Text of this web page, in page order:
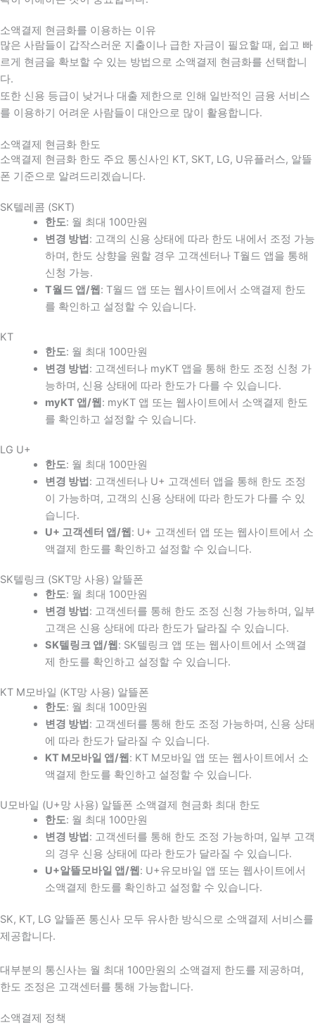
소액결제 현금화를 이용하는 이유
많은 사람들이 갑작스러운 지출이나 급한 자금이 필요할 때 , 쉽고 빠
르게 현금을 확보할 수 있는 방법으로 소액결제 현금화를 선택합니
다.
또한 신용 등급이 낮거나 대출 제한으로 인해 일반적인 금융 서비스
를 이용하기 어려운 사람들이 대안으로 많이 활용합니다.
소액결제 현금화 한도
소액결제 현금화 한도 주요 통신사인 KT, SKT, LG, U유플러스, 알뜰
폰 기준으로 알려드리겠습니다.
SK텔레콤 (SKT)
한도: 월 최대 100만원
변경 방법 : 고객의 신용 상태에 따라 한도 내에서 조정 가능
하며, 한도 상향을 원할 경우 고객센터나 T월드 앱을 통해
신청 가능.
T월드 앱/웹 : T월드 앱 또는 웹사이트에서 소액결제 한도
를 확인하고 설정할 수 있습니다.
KT
한도: 월 최대 100만원
변경 방법 : 고객센터나 myKT 앱을 통해 한도 조정 신청 가
능하며, 신용 상태에 따라 한도가 다를 수 있습니다.
myKT 앱/웹 : myKT 앱 또는 웹사이트에서 소액결제 한도
를 확인하고 설정할 수 있습니다.
LG U+
한도: 월 최대 100만원
변경 방법 : 고객센터나 U+ 고객센터 앱을 통해 한도 조정
이 가능하며, 고객의 신용 상태에 따라 한도가 다를 수 있
습니다.
U+ 고객센터 앱/웹 : U+ 고객센터 앱 또는 웹사이트에서 소
액결제 한도를 확인하고 설정할 수 있습니다.
SK텔링크 (SKT망 사용) 알뜰폰
한도: 월 최대 100만원
변경 방법 : 고객센터를 통해 한도 조정 신청 가능하며, 일부
고객은 신용 상태에 따라 한도가 달라질 수 있습니다.
SK텔링크 앱/웹 : SK텔링크 앱 또는 웹사이트에서 소액결
제 한도를 확인하고 설정할 수 있습니다.
KT M모바일 (KT망 사용) 알뜰폰
한도: 월 최대 100만원
변경 방법 : 고객센터를 통해 한도 조정 가능하며, 신용 상태
에 따라 한도가 달라질 수 있습니다.
KT M모바일 앱/웹 : KT M모바일 앱 또는 웹사이트에서 소
액결제 한도를 확인하고 설정할 수 있습니다.
U모바일 (U+망 사용) 알뜰폰 소액결제 현금화 최대 한도
한도: 월 최대 100만원
변경 방법 : 고객센터를 통해 한도 조정 가능하며, 일부 고객
의 경우 신용 상태에 따라 한도가 달라질 수 있습니다.
U+알뜰모바일 앱/웹 : U+유모바일 앱 또는 웹사이트에서
소액결제 한도를 확인하고 설정할 수 있습니다.
SK, KT, LG 알뜰폰 통신사 모두 유사한 방식으로 소액결제 서비스를
제공합니다.
대부분의 통신사는 월 최대 100만원의 소액결제 한도를 제공하며,
한도 조정은 고객센터를 통해 가능합니다.
소액결제 정책